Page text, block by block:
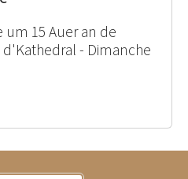
um 15 Auer an de
- Dimanche